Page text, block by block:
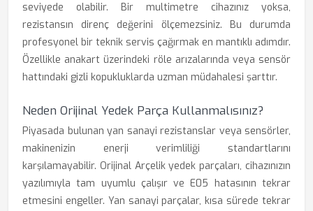
seviyede olabilir. Bir multimetre cihazınız yoksa,
rezistansın direnç değerini ölçemezsiniz. Bu durumda
profesyonel bir teknik servis çağırmak en mantıklı adımdır.
Özellikle anakart üzerindeki röle arızalarında veya sensör
hattındaki gizli kopukluklarda uzman müdahalesi şarttır.
Neden Orijinal Yedek Parça Kullanmalısınız?
Piyasada bulunan yan sanayi rezistanslar veya sensörler,
makinenizin enerji verimliliği standartlarını
karşılamayabilir. Orijinal Arçelik yedek parçaları, cihazınızın
yazılımıyla tam uyumlu çalışır ve E05 hatasının tekrar
etmesini engeller. Yan sanayi parçalar, kısa sürede tekrar